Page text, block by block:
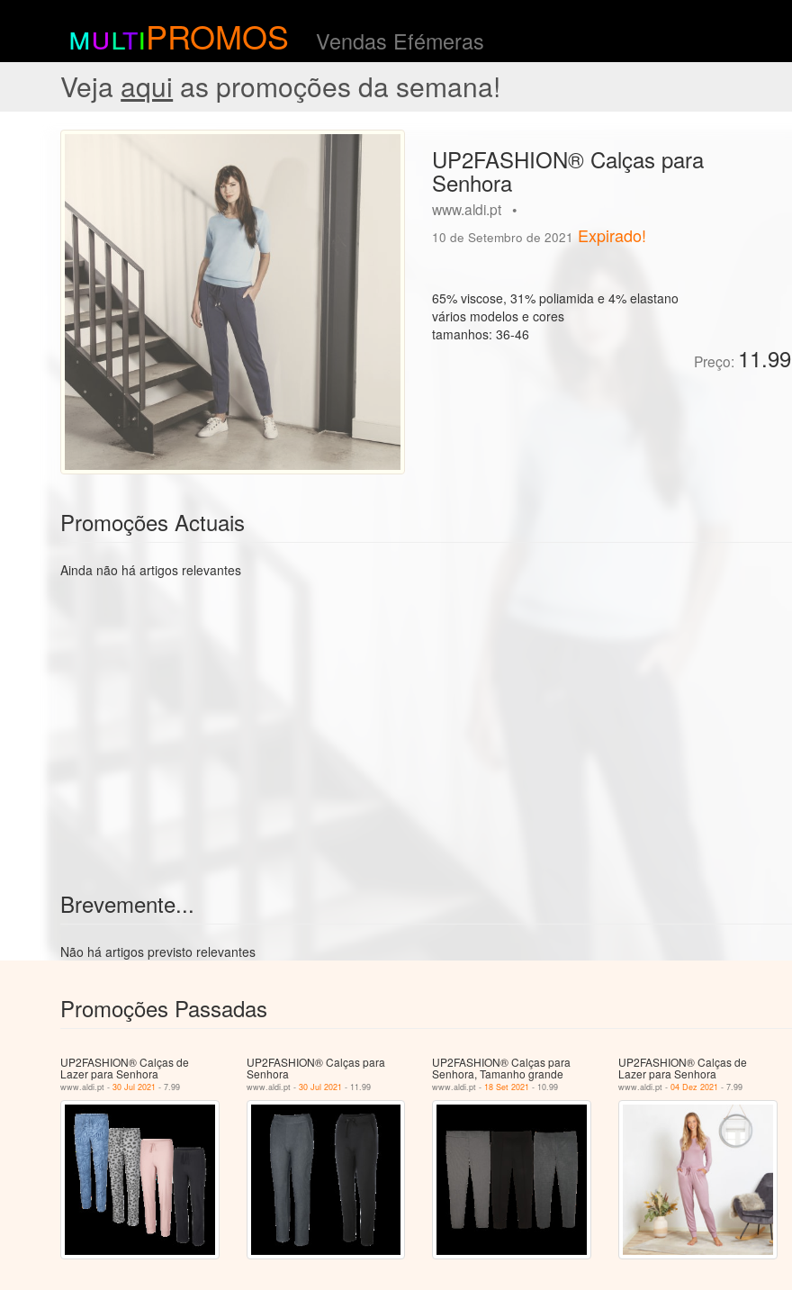
multiPROMOS Vendas Efémeras
Veja aqui as promoções da semana!
UP2FASHION® Calças para
Senhora
www.aldi.pt •
10 de Setembro de 2021 Expirado!
65% viscose, 31% poliamida e 4% elastano
vários modelos e cores
tamanhos: 36-46
Preço: 11.99
Promoções Actuais
Ainda não há artigos relevantes
Brevemente...
Não há artigos previsto relevantes
Promoções Passadas
UP2FASHION® Calças de
Lazer para Senhora
www.aldi.pt -30 Jul 2021 - 7.99
UP2FASHION® Calças para
Senhora
www.aldi.pt - 30 Jul 2021 - 11.99
UP2FASHION® Calças para
Senhora, Tamanho grande
www.aldi.pt - 18 Set 2021 - 10.99
UP2FASHION® Calças de
Lazer para Senhora
www.aldi.pt - 04 Dez 2021 - 7.99